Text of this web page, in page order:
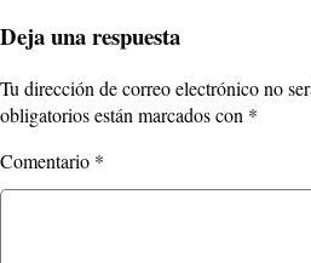
Deja una respuesta
Tu dirección de correo electrónico no
obligatorios están marcados con *
Comentario *